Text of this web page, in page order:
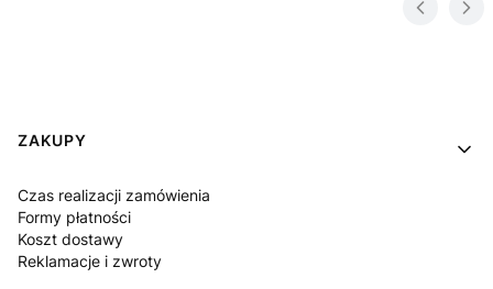
Linki w stopce
ZAKUPY
Czas realizacji zamówienia
Formy płatności
Koszt dostawy
Reklamacje i zwroty